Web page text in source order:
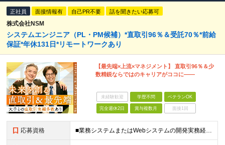
正社員 面接情報有 自己PR不要 話を聞きたい応募可
株式会社NSM
システムエンジニア（PL・PM候補）*直取引96％＆受託70％*前給
保証*年休131日*リモートワークあり
【最先端×上流×マネジメント】 直取引96％＆少
数精鋭ならではのキャリアがココに――
未経験歓迎 学歴不問 ベテランOK
完全週休2日 賞与複数月 面接1回
応募資格 ■業務システムまたはWebシステムの開発実務経験（目安：2年以上） ┗Java、C#、Python、JavaScript、C、C++のいずれかの言語を想定しています ■詳細設計、実装、単体テストまでの